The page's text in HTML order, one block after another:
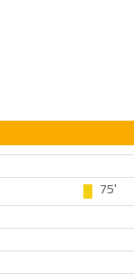
75'